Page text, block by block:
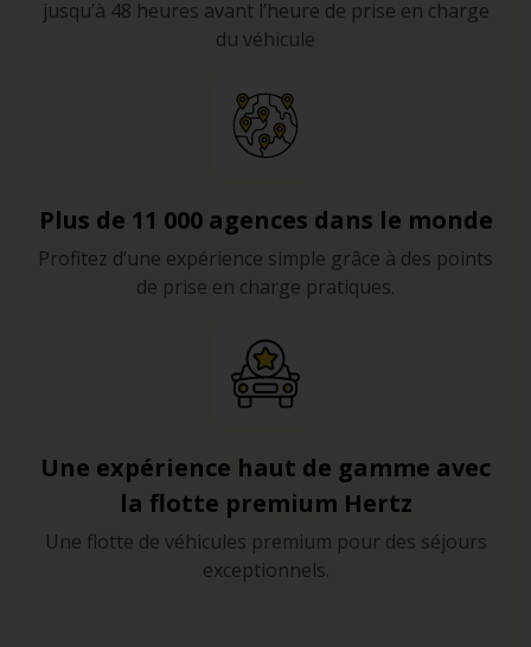
jusqu’à 48 heures avant l’heure de prise en charge
du véhicule
Plus de 11 000 agences dans le monde
Profitez d’une expérience simple grâce à des points
de prise en charge pratiques.
Une expérience haut de gamme avec
la flotte premium Hertz
Une flotte de véhicules premium pour des séjours
exceptionnels.